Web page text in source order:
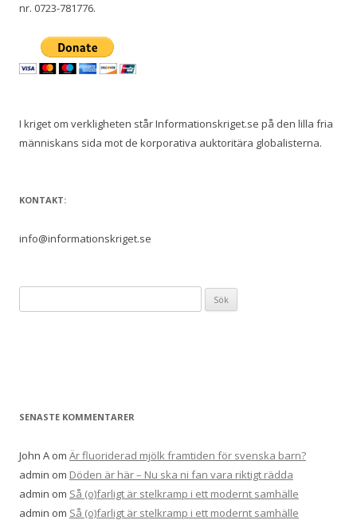
nr. 0723-781776.
I kriget om verkligheten står Informationskriget.se på den lilla fria
människans sida mot de korporativa auktoritära globalisterna.
KONTAKT:
info@informationskriget.se
efter:
SENASTE KOMMENTARER
John A om Är fluoriderad mjölk framtiden för svenska barn?
admin om Döden är här – Nu ska ni fan vara riktigt rädda
admin om Så (o)farligt är stelkramp i ett modernt samhälle
admin om Så (o)farligt är stelkramp i ett modernt samhälle